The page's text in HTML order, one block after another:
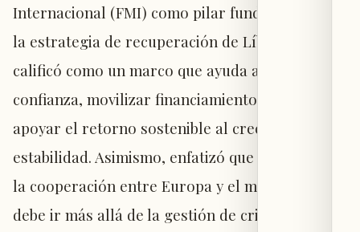
Internacional (FMI) como pilar fundamental en
la estrategia de recuperación de Líbano. Lo
calificó como un marco que ayuda a restaurar la
confianza, movilizar financiamiento externo y
apoyar el retorno sostenible al crecimiento y la
estabilidad. Asimismo, enfatizó que el futuro de
la cooperación entre Europa y el mundo árabe
debe ir más allá de la gestión de crisis,